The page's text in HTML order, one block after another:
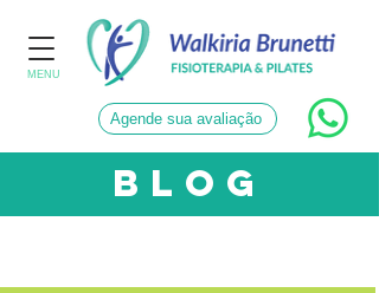
MENU
Agende sua avaliação
blog